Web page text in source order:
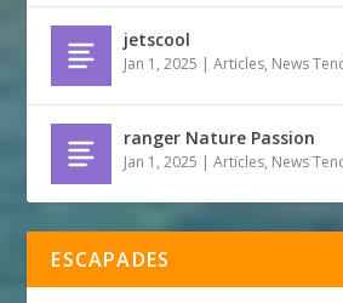
jetscool
Jan 1, 2025 |Articles, News
ranger Nature Passion
Jan 1, 2025 |Articles, News
ESCAPADES